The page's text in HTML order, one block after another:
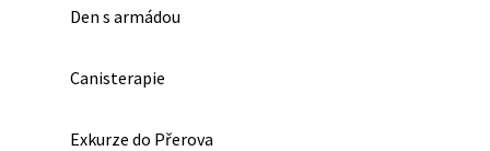
Den s armádou
Canisterapie
Exkurze do Přerova